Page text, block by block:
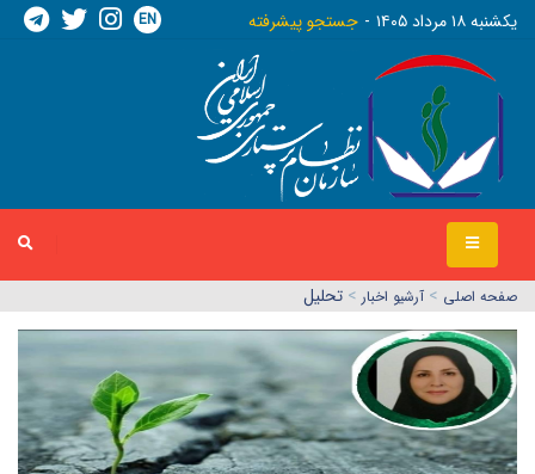
يکشنبه ١٨ مرداد ١٤٠٥ جستجو پیشرفته EN
صفحه اصلي > آرشیو اخبار > تحلیل